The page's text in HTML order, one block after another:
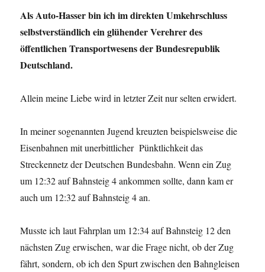
Als Auto-Hasser bin ich im direkten Umkehrschluss
selbstverständlich ein glühender Verehrer des
öffentlichen Transportwesens der Bundesrepublik
Deutschland.
Allein meine Liebe wird in letzter Zeit nur selten erwidert.
In meiner sogenannten Jugend kreuzten beispielsweise die
Eisenbahnen mit unerbittlicher Pünktlichkeit das
Streckennetz der Deutschen Bundesbahn. Wenn ein Zug
um 12:32 auf Bahnsteig 4 ankommen sollte, dann kam er
auch um 12:32 auf Bahnsteig 4 an.
Musste ich laut Fahrplan um 12:34 auf Bahnsteig 12 den
nächsten Zug erwischen, war die Frage nicht, ob der Zug
fährt, sondern, ob ich den Spurt zwischen den Bahngleisen